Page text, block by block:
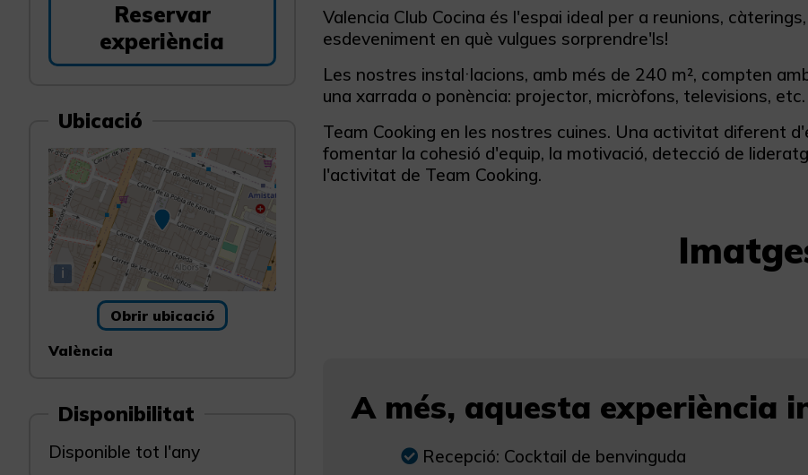
Reservar
experiència
Ubicació
i
Obrir ubicació
València
Disponibilitat
Disponible tot l'any
Valencia Club Cocina és l'espai ideal per a reunions,
esdeveniment en què vulgues sorprendre'ls!
Les nostres instal·lacions, amb més de 240 m², compten
una xarrada o ponència: projector, micròfons, televisions, etc.
Team Cooking en les nostres cuines. Una activitat diferent
fomentar la cohesió d'equip, la motivació, detecció de
l'activitat de Team Cooking.
A més, aquesta experiència
Recepció: Cocktail de benvinguda